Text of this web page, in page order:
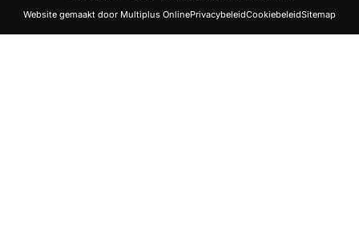
Website gemaakt door Multiplus OnlinePrivacybeleidCookiebeleidSitemap